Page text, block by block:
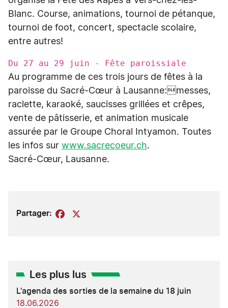
Blanc. Course, animations, tournoi de pétanque,
tournoi de foot, concert, spectacle scolaire,
entre autres!
Du 27 au 29 juin - Fête paroissiale
Au programme de ces trois jours de fêtes à la
paroisse du Sacré-Cœur à Lausanne:messes,
raclette, karaoké, saucisses grillées et crêpes,
vente de pâtisserie, et animation musicale
assurée par le Groupe Choral Intyamon. Toutes
les infos sur www.sacrecoeur.ch.
Sacré-Cœur, Lausanne.
Partager: Facebook
Les plus lus
L'agenda des sorties de la semaine du 18 juin
18.06.2026